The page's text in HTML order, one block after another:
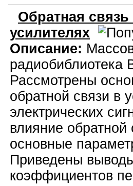
Обратная
усилителях
Описание:
радиобиблиотека
Рассмотрены
обратной связи в
электрических
влияние обратной
основные
Приведены
коэффициентов